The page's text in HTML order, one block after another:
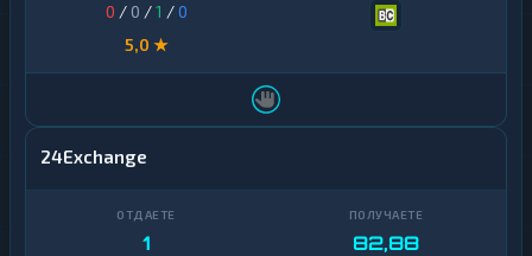
0 / 0 /1 /0
5,0 ★
24Exchange
1 82,88